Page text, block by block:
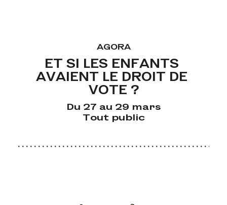
AGORA
ET SI LES ENFANTS
AVAIENT LE DROIT DE
VOTE ?
Du 27 au 29 mars
Tout public